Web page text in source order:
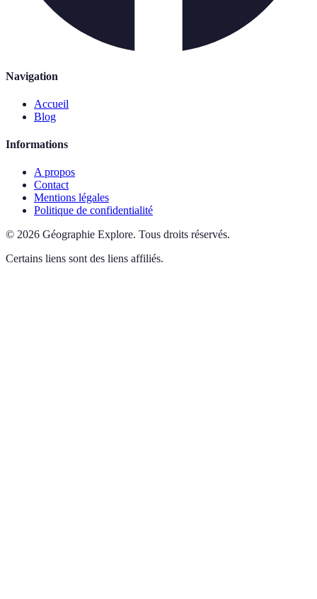
Navigation
Accueil
Blog
Informations
A propos
Contact
Mentions légales
Politique de confidentialité
© 2026 Géographie Explore. Tous droits réservés.
Certains liens sont des liens affiliés.